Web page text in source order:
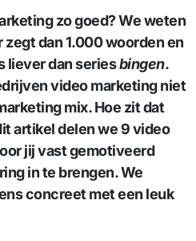
zo goed? We weten
zegt dan 1.000 woorden en
liever dan seriesbingen.
video marketing niet
mix. Hoe zit dat
artikel delen we 9 video
jij vast gemotiveerd
in te brengen. We
concreet met een leuk